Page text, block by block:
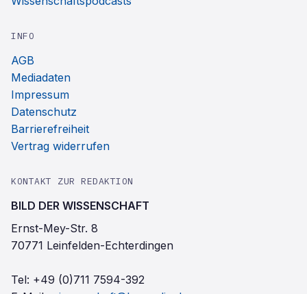
INFO
AGB
Mediadaten
Impressum
Datenschutz
Barrierefreiheit
Vertrag widerrufen
KONTAKT ZUR REDAKTION
BILD DER WISSENSCHAFT
Ernst-Mey-Str. 8
70771 Leinfelden-Echterdingen
Tel: +49 (0)711 7594-392